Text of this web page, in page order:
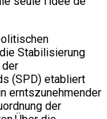
Stabilisierung
(SPD) etabliert
erntszunehmender
der